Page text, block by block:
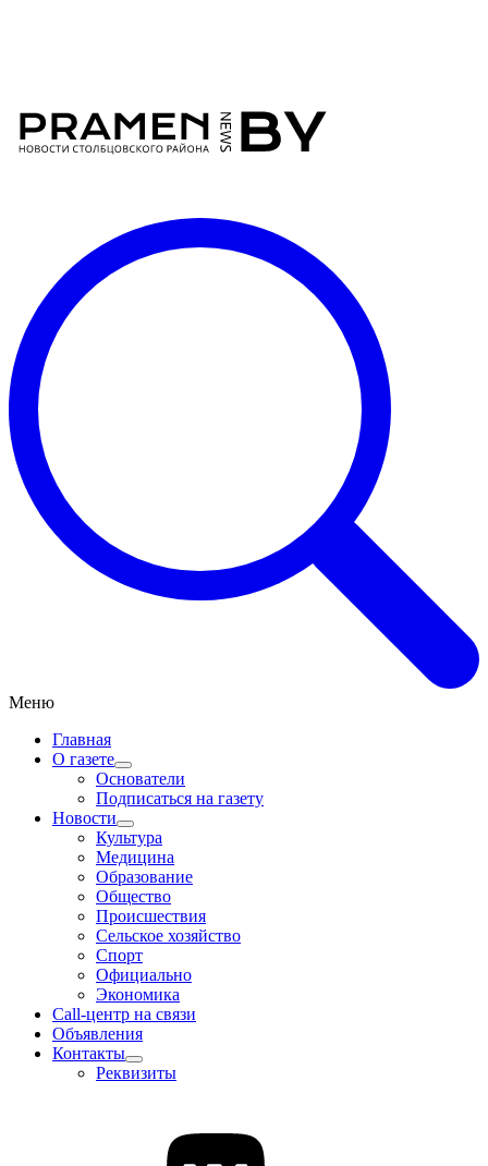
Меню
Главная
О газете
Основатели
Подписаться на газету
Новости
Культура
Медицина
Образование
Общество
Происшествия
Сельское хозяйство
Спорт
Официально
Экономика
Call-центр на связи
Объявления
Контакты
Реквизиты